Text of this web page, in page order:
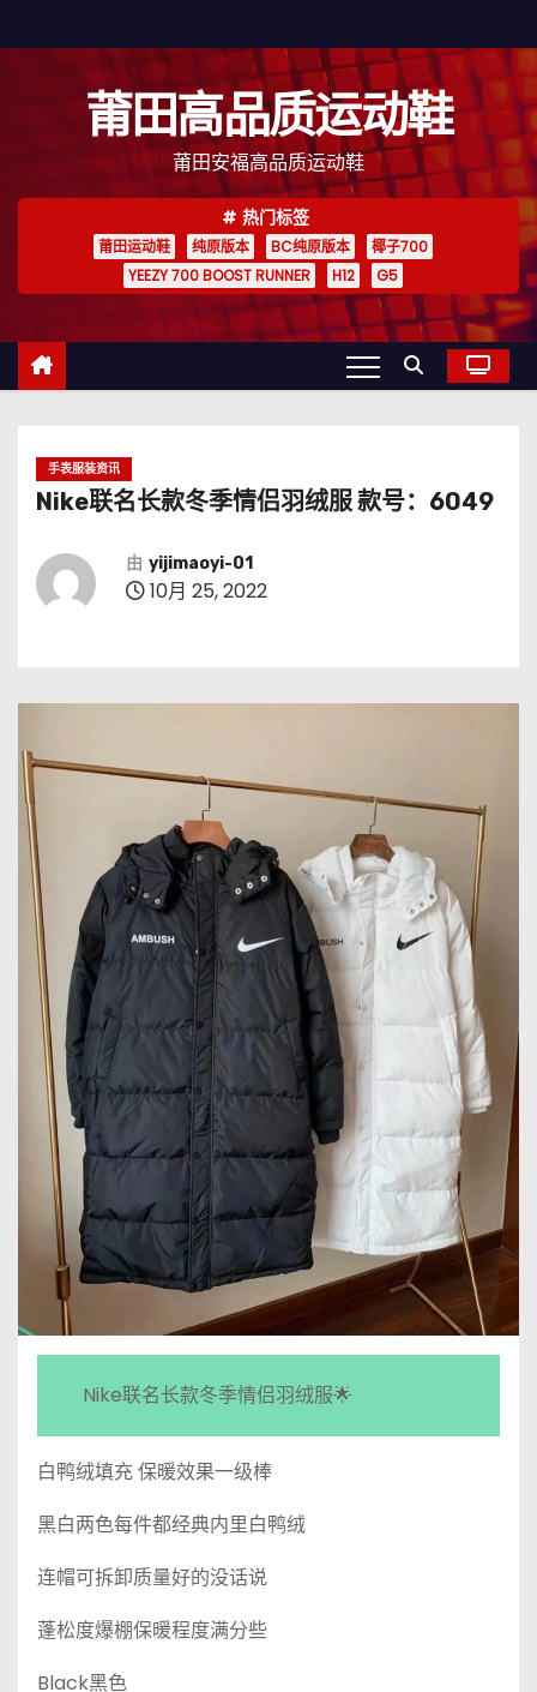
至
莆田高品质运动鞋
莆田安福高品质运动鞋
热门标签
莆田运动鞋 纯原版本 BC纯原版本
椰子700
YEEZY 700 BOOST RUNNER
H12 G5
手表服装资讯
Nike联名长款冬季情侣羽绒服 款号：6049
由 yijimaoyi-01
10月 25, 2022
Nike联名长款冬季情侣羽绒服🌟
白鸭绒填充 保暖效果一级棒
黑白两色每件都经典内里白鸭绒
连帽可拆卸质量好的没话说
蓬松度爆棚保暖程度满分些
Black黑色